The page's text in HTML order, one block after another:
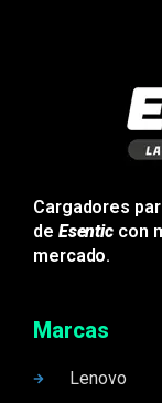
Cargadores
de Esentic con
mercado.
Marcas
Lenovo